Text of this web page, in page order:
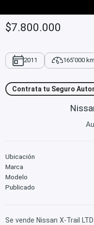
$7.800.000
2011 165'000 km
Contrata tu Seguro
Ubicación
Marca
Modelo
Publicado
Se vende Nissan X-Trail